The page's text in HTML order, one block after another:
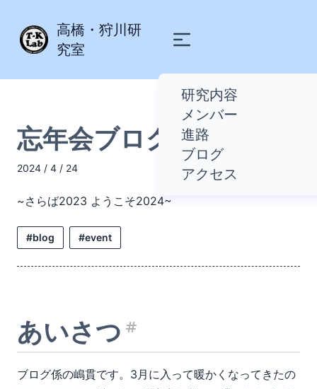
高橋・狩川研
究室
研究内容
メンバー
進路
ブログ
アクセス
忘年会ブログ
2024 / 4 / 24
~さらば2023 ようこそ2024~
#blog #event
あいさつ
見出し「あいさ
ブログ係の嶋貫です。3月に入って暖かくなってきたの